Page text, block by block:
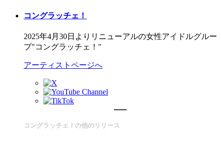
コングラッチェ！
2025年4月30日よりリニューアルの女性アイドルグルー
プ"コングラッチェ！"
アーティストページへ
コングラッチェ！の他のリリース